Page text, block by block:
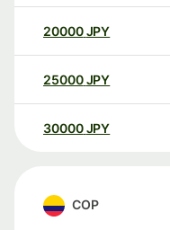
20000 JPY
25000 JPY
30000 JPY
COP